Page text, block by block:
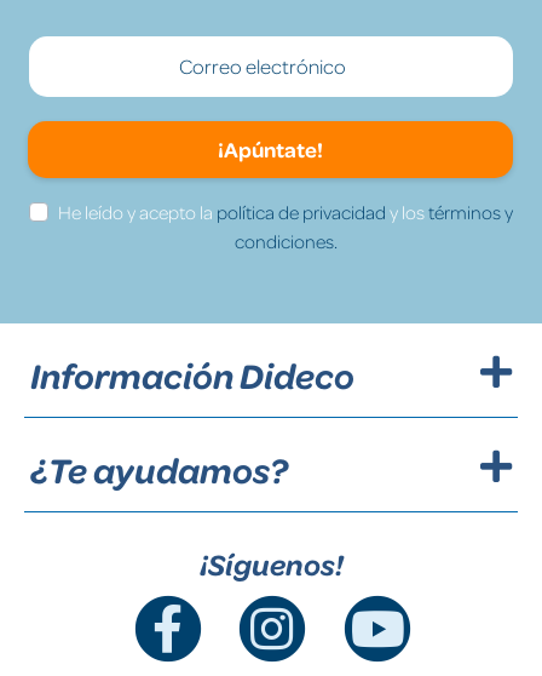
¡Apúntate!
He leído y acepto la política de privacidad y lostérminos y
condiciones.
Información Dideco
¿Te ayudamos?
¡Síguenos!